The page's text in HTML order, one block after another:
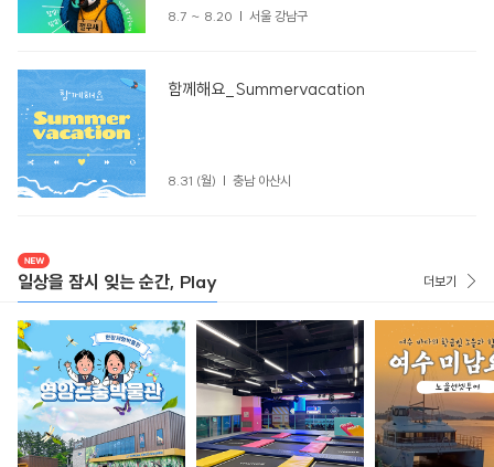
8.7 ~ 8.20 서울 강남구
함께해요_Summervacation
8.31 (월) 충남 아산시
일상을 잠시 잊는 순간, Play 더보기